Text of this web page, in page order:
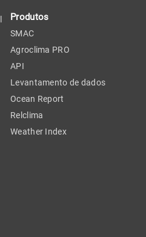
Produtos
SMAC
Agroclima PRO
API
Levantamento de dados
Ocean Report
Relclima
Weather Index